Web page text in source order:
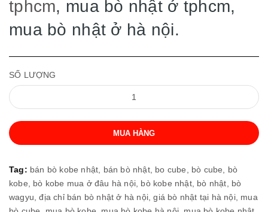
tphcm, mua bò nhật ở tphcm,
mua bò nhật ở hà nội.
SỐ LƯỢNG
MUA HÀNG
Tag: bán bò kobe nhật, bán bò nhật, bo cube, bò cube, bò
kobe, bò kobe mua ở đâu hà nội, bò kobe nhật, bò nhật, bò
wagyu,địa chỉ bán bò nhật ở hà nội,giá bò nhật tại hà nội, mua